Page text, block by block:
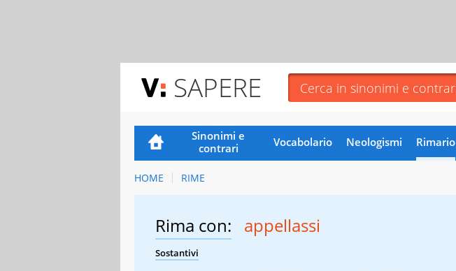
SAPERE
Sinonimi e
contrari
Vocabolario Neologismi Rimario
HOME RIME
Rima con: appellassi
Sostantivi